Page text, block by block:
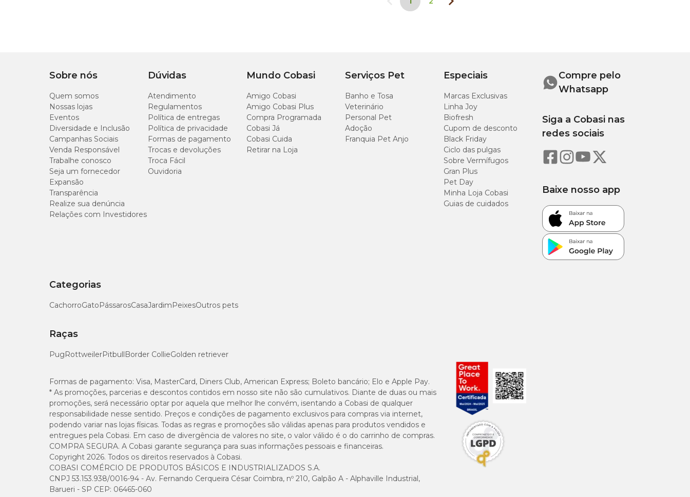
Sobre nós
Quem somos
Nossas lojas
Eventos
Diversidade e Inclusão
Campanhas Sociais
Venda Responsável
Trabalhe conosco
Seja um fornecedor
Expansão
Transparência
Realize sua denúncia
Relações com Investidores
Dúvidas
Atendimento
Regulamentos
Política de entregas
Política de privacidade
Formas de pagamento
Trocas e devoluções
Troca Fácil
Ouvidoria
Mundo Cobasi
Amigo Cobasi
Amigo Cobasi Plus
Compra Programada
Cobasi Já
Cobasi Cuida
Retirar na Loja
Serviços Pet
Banho e Tosa
Veterinário
Personal Pet
Adoção
Franquia Pet Anjo
Especiais
Marcas Exclusivas
Linha Joy
Biofresh
Cupom de desconto
Black Friday
Ciclo das pulgas
Sobre Vermífugos
Gran Plus
Pet Day
Minha Loja Cobasi
Guias de cuidados
Categorias
CachorroGatoPássarosCasaJardimPeixesOutros pets
Raças
PugRottweilerPitbullBorder CollieGolden retriever
Compre pelo
Whatsapp
Siga a Cobasi nas
redes sociais
Baixe nosso app
Formas de pagamento: Visa, MasterCard, Diners Club, American Express; Boleto bancário; Elo e Apple Pay.
* As promoções, parcerias e descontos contidos em nosso site não são cumulativos. Diante de duas ou mais
promoções, será necessário optar por aquela que melhor lhe convém, isentando a Cobasi de qualquer
responsabilidade nesse sentido. Preços e condições de pagamento exclusivos para compras via internet,
podendo variar nas lojas físicas. Todas as regras e promoções são válidas apenas para produtos vendidos e
entregues pela Cobasi. Em caso de divergência de valores no site, o valor válido é o do carrinho de compras.
COMPRA SEGURA. A Cobasi garante segurança para suas informações pessoais e financeiras.
Copyright 2026. Todos os direitos reservados à Cobasi.
COBASI COMÉRCIO DE PRODUTOS BÁSICOS E INDUSTRIALIZADOS S.A.
CNPJ 53.153.938/0016-94 - Av. Fernando Cerqueira César Coimbra, nº 210, Galpão A - Alphaville Industrial,
Barueri - SP CEP: 06465-060